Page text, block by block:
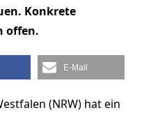
Konkrete
offen.
E-Mail
(NRW) hat ein